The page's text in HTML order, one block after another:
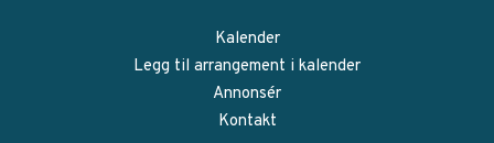
Kalender
Legg til arrangement i kalender
Annonsér
Kontakt